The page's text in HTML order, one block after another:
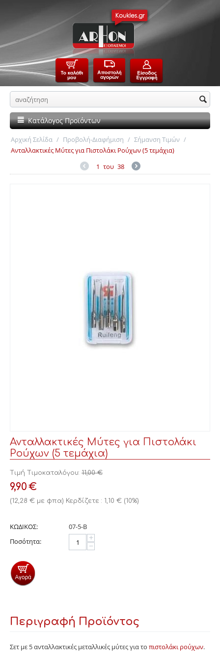
Κατάλογος Προϊόντων
Αρχική Σελίδα / Προβολή-Διαφήμιση / Σήμανση Τιμών /
Ανταλλακτικές Μύτες για Πιστολάκι Ρούχων (5 τεμάχια)
1 του 38
Ανταλλακτικές Μύτες για Πιστολάκι
Ρούχων (5 τεμάχια)
Τιμή Τιμοκαταλόγου: 11,00 €
9,90€
(12,28 € με φπα) Κερδίζετε : 1,10 € (10%)
ΚΩΔΙΚΟΣ:
07-5-Β
Ποσότητα:
+
−
Περιγραφή Προϊόντος
Σετ με 5 ανταλλακτικές μεταλλικές μύτες για το πιστολάκι ρούχων.